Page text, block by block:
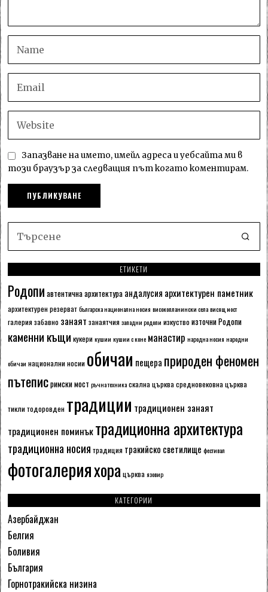
Запазване на името, имейл адреса и уебсайта ми в
този браузър за следващия път когато коментирам.
ЕТИКЕТИ
Родопи автентична архитектура андалусия архитектурен паметник
архитектурен резерват българска национална носия високопланински села висящ мост
галерия забавно занаят занаятчия западни родопи изкуство източни Родопи
каменни къщи кукери кушии кушии с коне манастир народна носия народни
обичаи национални носии обичаи пещера природен феномен
пътеписримски мост ръчна техника скална църквасредновековна църква
тикли тодоровден традиции традиционен занаят
традиционен поминъктрадиционна архитектура
традиционна носия традиция тракийско светилище фестивал
фотогалерияхорацърква язовир
КАТЕГОРИИ
Азербайджан
Белгия
Боливия
България
Горнотракийска низина